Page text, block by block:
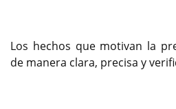
Los hechos que motivan la
de manera clara, precisa y